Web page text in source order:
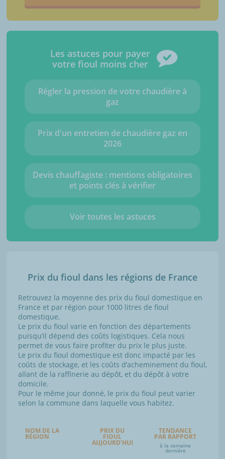
Les astuces pour payer
votre fioul moins cher
Régler la pression de votre chaudière à
gaz
Prix d'un entretien de chaudière gaz en
2026
Devis chauffagiste : mentions obligatoires
et points clés à vérifier
Voir toutes les astuces
Prix du fioul dans les régions de France
Retrouvez la moyenne des prix du fioul domestique en
France et par région pour 1000 litres de fioul
domestique.
Le prix du fioul varie en fonction des départements
puisqu’il dépend des coûts logistiques. Cela nous
permet de vous faire profiter du prix le plus juste.
Le prix du fioul domestique est donc impacté par les
coûts de stockage, et les coûts d’acheminement du fioul,
allant de la raffinerie au dépôt, et du dépôt à votre
domicile.
Pour le même jour donné, le prix du fioul peut varier
selon la commune dans laquelle vous habitez.
NOM DE LA
RÉGION
PRIX DU
FIOUL
AUJOURD'HUI
TENDANCE
PAR RAPPORT
à la semaine
dernière